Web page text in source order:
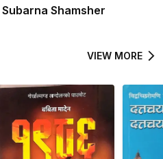
Subarna Shamsher
VIEW MORE